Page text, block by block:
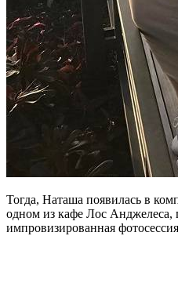
Тогда, Наташа появилась в
одном из кафе Лос Анджелеса,
импровизированная